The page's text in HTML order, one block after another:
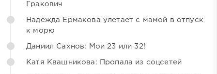
Гракович
Надежда Ермакова улетает с мамой в отпуск
к морю
Даниил Сахнов: Мои 23 или 32!
Катя Квашникова: Пропала из соцсетей